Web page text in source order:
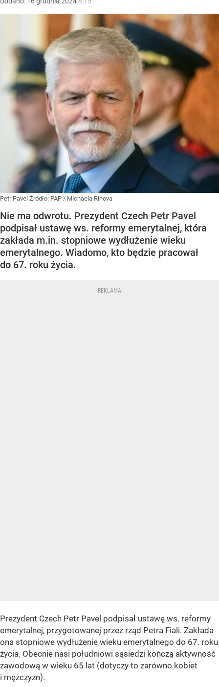
Petr Pavel Źródło: PAP / Michaela Rihova
Nie ma odwrotu. Prezydent Czech Petr Pavel
podpisał ustawę ws. reformy emerytalnej, która
zakłada m.in. stopniowe wydłużenie wieku
emerytalnego. Wiadomo, kto będzie pracował
do 67. roku życia.
Prezydent Czech Petr Pavel podpisał ustawę ws. reformy
emerytalnej, przygotowanej przez rząd Petra Fiali. Zakłada
ona stopniowe wydłużenie wieku emerytalnego do 67. roku
życia. Obecnie nasi południowi sąsiedzi kończą aktywność
zawodową w wieku 65 lat (dotyczy to zarówno kobiet
i mężczyzn).